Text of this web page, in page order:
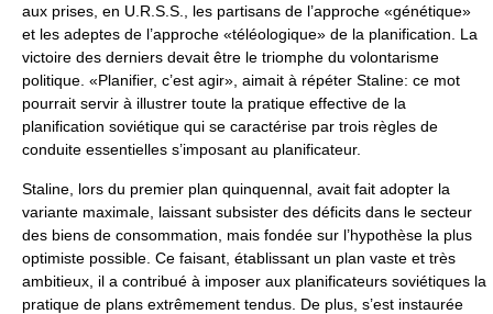
aux prises, en U.R.S.S., les partisans de l’approche «génétique»
et les adeptes de l’approche «téléologique» de la planification. La
victoire des derniers devait être le triomphe du volontarisme
politique. «Planifier, c’est agir», aimait à répéter Staline: ce mot
pourrait servir à illustrer toute la pratique effective de la
planification soviétique qui se caractérise par trois règles de
conduite essentielles s’imposant au planificateur.
Staline, lors du premier plan quinquennal, avait fait adopter la
variante maximale, laissant subsister des déficits dans le secteur
des biens de consommation, mais fondée sur l’hypothèse la plus
optimiste possible. Ce faisant, établissant un plan vaste et très
ambitieux, il a contribué à imposer aux planificateurs soviétiques la
pratique de plans extrêmement tendus. De plus, s’est instaurée